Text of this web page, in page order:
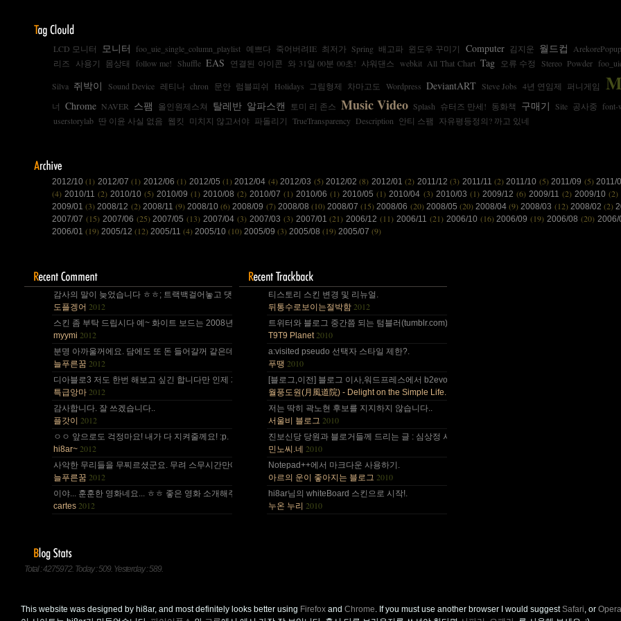
LCD 모니터 모니터 foo_uie_single_column_playlist 예쁘다 죽어버려IE 최저가 Spring 배고파 윈도우 꾸미기 Computer 김지운 월드컵 ArekorePopup
리즈
사용기 몸상태 follow me! Shuffle EAS 연결된 아이콘 와 31일 00분 00초! 샤워댄스 webkit All That Chart Tag 오류 수정 Stereo Powder
Silva 쥐박이 Sound Device 레티나 chron 문안 럼블피쉬 Holidays 그림형제 차마고도 Wordpress DeviantART Steve Jobs 4년 연임제 퍼니게임
너 Chrome NAVER 스팸 올인원제스쳐 탈레반 알파스캔 토미 리 존스 Music Video Splash 슈터즈 만세! 동화책 구매기 Site 공사중 font-
userstorylab 딴 이윤 사실 없음 웹킷 미치지 않고서야 파돌리기 TrueTransparency Description 안티 스팸 자유평등정의? 까고 있네
2012/10(1) 2012/07(1) 2012/06(1) 2012/05 (1) 2012/04 (4) 2012/03 (5) 2012/02(8) 2012/01(2) 2011/12(3) 2011/11(2) 2011/10 (5) 2011/09 (5) 2011/
(4) 2010/11(2) 2010/10(5) 2010/09(1) 2010/08(2) 2010/07(1) 2010/06(1) 2010/05(1) 2010/04 (3) 2010/03 (1) 2009/12 (6) 2009/11 (2) 2009/10 (2)
2009/01(3) 2008/12 (2) 2008/11 (9) 2008/10(6) 2008/09 (7) 2008/08 (10) 2008/07(15) 2008/06 (20) 2008/05 (20) 2008/04(9) 2008/03 (12) 2008/02 (2)
2007/07 (15) 2007/06 (25) 2007/05(13) 2007/04(3) 2007/03 (3) 2007/01(21) 2006/12(11) 2006/11 (21) 2006/10 (16) 2006/09(19) 2006/08(20) 2006/
2006/01 (19) 2005/12 (12) 2005/11 (4) 2005/10 (10) 2005/09 (3) 2005/08 (19) 2005/07 (9)
감사의 말이 늦었습니다 ㅎㅎ; 트랙백걸어놓고 댓글 쓴다는걸 깜박 ㅎㅎ 감사합니다~~.
도플겡어 2012
스킨 좀 부탁 드립시다 예~ 화이트 보드는 2008년,그리고 4년 넘었네요, 올림픽도 4년에 한번은 열리는....
myymi 2012
분명 아까울꺼에요. 담에도 또 돈 들어갈꺼 같은데.. Mac을 저한테 주면 다음부턴 이런데 돈 들어갈일....
늘푸른꿈 2012
디아블로3 저도 한번 해보고 싶긴 합니다만 인제 게임은 왠지 안땡기네요. 나이가 드는건가;; 예전엔 ....
특급앙마 2012
감사합니다. 잘 쓰겠습니다..
플갓이
2012
ㅇㅇ 앞으로도 걱정마요! 내가 다 지켜줄께요! :p.
hi8ar~ 2012
사악한 무리들을 무찌르셨군요. 무려 스무시간만에... 지구를 지켜주셔서 감사~ :).
늘푸른꿈 2012
이야... 훈훈한 영화네요... ㅎㅎ 좋은 영화 소개해주셔서 감사합니다.^^;.
cartes 2012
티스토리 스킨 변경 및 리뉴얼.
뒤통수로보이는절박함 2012
트위터와 블로그 중간쯤 되는 텀블러(tumblr.com)와 쿠(kooo.net).
T9T9 Planet 2010
a:visited pseudo 선택자 스타일 제한?.
푸땡 2010
[블로그,이전] 블로그 이사,워드프레스에서 b2evo로 블로그 엔진 변경..
월풍도원(月風道院) - Delight on the Simple Life.
저는 딱히 곽노현 후보를 지지하지 않습니다..
서울비 블로그 2010
진보신당 당원과 블로거들께 드리는 글 : 심상정 사퇴에 부쳐.
민노씨.네 2010
Notepad++에서 마크다운 사용하기.
아르의 운이 좋아지는 블로그 2010
hi8ar님의 whiteBoard 스킨으로 시작!.
누온 누리 2010
Total : 4275972. Today : 509. Yesterday : 589.
This website was designed by hi8ar, and most definitely looks better using Firefox and Chrome. If you must use another browser I would suggestSafari, or Opera